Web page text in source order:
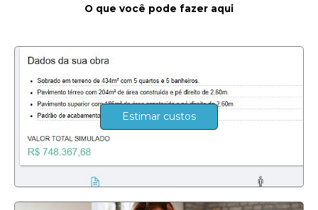
O que você pode fazer aqui
Estimar custos